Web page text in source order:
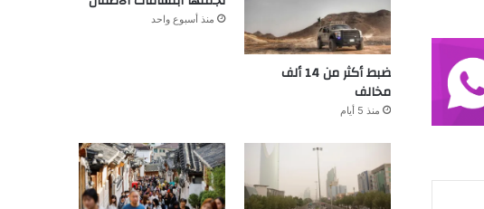
ضبط أكثر من 14 ألف
مخالف
منذ 5 أيام
منذ أسبوع واحد